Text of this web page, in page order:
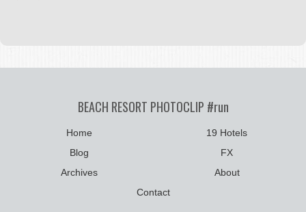
BEACH RESORT PHOTOCLIP #run
Home
19 Hotels
Blog
FX
Archives
About
Contact